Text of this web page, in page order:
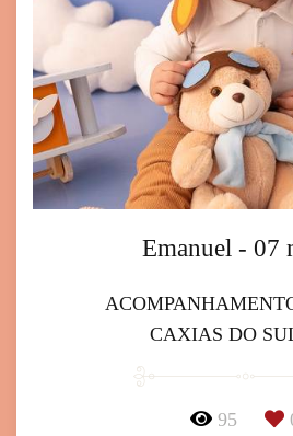
Emanuel - 07
CAXIAS DO
95